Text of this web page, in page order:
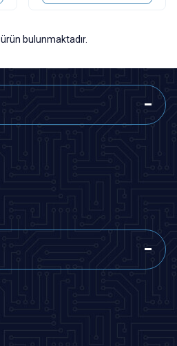
ürün bulunmaktadır.